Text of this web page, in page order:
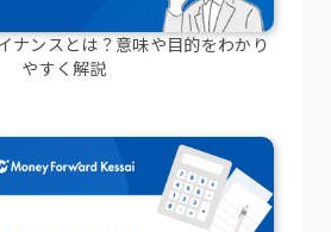
ナンスとは？意味や目的をわかり
やすく解説